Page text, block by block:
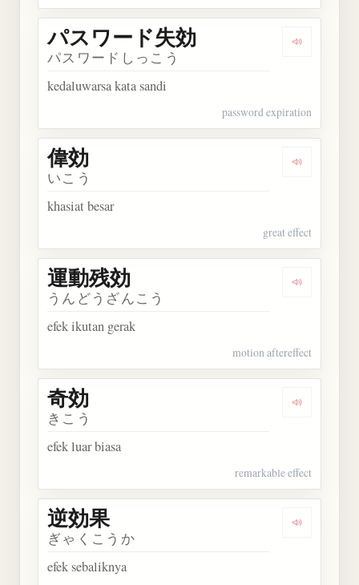
Dengarkan
パスワード失効
パスワードしっこう
kedaluwarsa kata sandi
password expiration
Dengarkan
偉効
いこう
khasiat besar
great effect
Dengarkan
運動残効
うんどうざんこう
efek ikutan gerak
motion aftereffect
Dengarkan
奇効
きこう
efek luar biasa
remarkable effect
Dengarkan
逆効果
ぎゃくこうか
efek sebaliknya